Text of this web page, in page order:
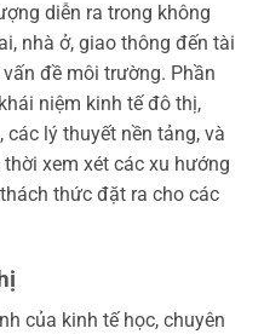
diễn ra trong không
nhà ở, giao thông đến tài
đề môi trường. Phần
niệm kinh tế đô thị,
lý thuyết nền tảng, và
xem xét các xu hướng
thức đặt ra cho các
của kinh tế học, chuyên